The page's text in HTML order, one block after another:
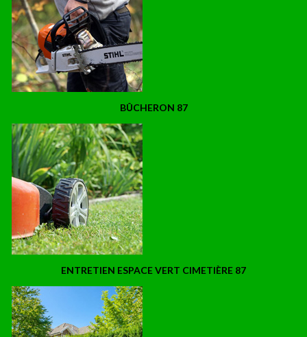
BÛCHERON 87
ENTRETIEN ESPACE VERT CIMETIÈRE 87